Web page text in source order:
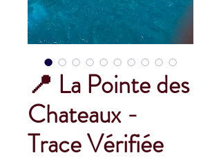
📍 La Pointe des
Chateaux -
Trace Vérifiée